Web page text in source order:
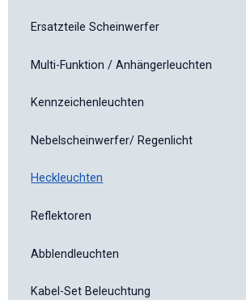
Ersatzteile Scheinwerfer
Multi-Funktion / Anhängerleuchten
Kennzeichenleuchten
Nebelscheinwerfer/ Regenlicht
Heckleuchten
Reflektoren
Abblendleuchten
Kabel-Set Beleuchtung